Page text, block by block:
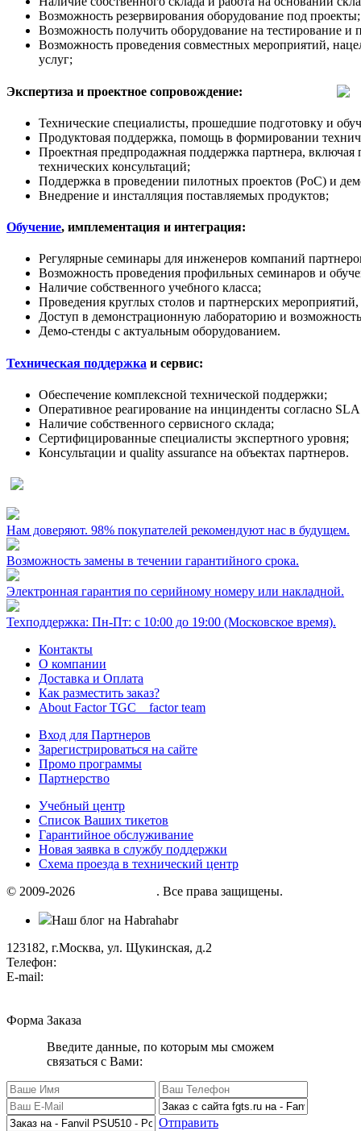
Возможность резервирования оборудование под проекты;
Возможность получить оборудование на тестирование и
Возможность проведения совместных мероприятий,
услуг;
Экспертиза и проектное сопровождение:
Технические специалисты, прошедшие подготовку и
Продуктовая поддержка, помощь в формировании
Проектная предпродажная поддержка партнера, включая
технических консультаций;
Поддержка в проведении пилотных проектов (PoC) и
Внедрение и инсталляция поставляемых продуктов;
Обучение, имплементация и интеграция:
Регулярные семинары для инженеров компаний
Возможность проведения профильных семинаров и
Наличие собственного учебного класса;
Проведения круглых столов и партнерских
Доступ в демонстрационную лабораторию и
Демо-стенды с актуальным оборудованием.
Техническая поддержка и сервис:
Обеспечение комплексной технической поддержки;
Оперативное реагирование на инцинденты согласно
Наличие собственного сервисного склада;
Сертифицированные специалисты экспертного уровня;
Консультации и quality assurance на объектах партнеров.
Нам доверяют. 98% покупателей рекомендуют нас в будущем.
Возможность замены в течении гарантийного срока.
Электронная гарантия по серийному номеру или накладной.
Техподдержка: Пн-Пт: с 10:00 до 19:00 (Московское время).
Контакты
О компании
Доставка и Оплата
Как разместить заказ?
About Factor TGC _ factor team
Вход для Партнеров
Зарегистрироваться на сайте
Промо программы
Партнерство
Учебный центр
Список Ваших тикетов
Гарантийное обслуживание
Новая заявка в службу поддержки
Схема проезда в технический центр
© 2009-2026
. Все права защищены.
Наш блог на Habrahabr
123182, г.Москва, ул. Щукинская, д.2
Телефон:
E-mail:
Форма Заказа
Введите данные, по которым мы сможем
связаться с Вами:
Отправить